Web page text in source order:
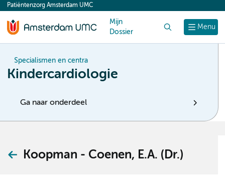
content
Menu
Patiëntenzorg Amsterdam UMC
Mijn
Dossier
Specialismen en centra
Kindercardiologie
Ga naar onderdeel
Koopman - Coenen, E.A. (Dr.)